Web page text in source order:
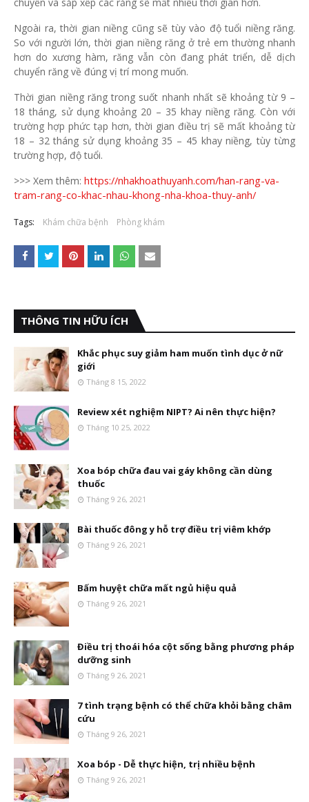
chuyển và sắp xếp các răng sẽ mất nhiều thời gian hơn.
Ngoài ra, thời gian niềng cũng sẽ tùy vào độ tuổi niềng răng.
So với người lớn, thời gian niềng răng ở trẻ em thường nhanh
hơn do xương hàm, răng vẫn còn đang phát triển, dễ dịch
chuyển răng về đúng vị trí mong muốn.
Thời gian niềng răng trong suốt nhanh nhất sẽ khoảng từ 9 –
18 tháng, sử dụng khoảng 20 – 35 khay niềng răng. Còn với
trường hợp phức tạp hơn, thời gian điều trị sẽ mất khoảng từ
18 – 32 tháng sử dụng khoảng 35 – 45 khay niềng, tùy từng
trường hợp, độ tuổi.
>>> Xem thêm: https://nhakhoathuyanh.com/han-rang-va-
tram-rang-co-khac-nhau-khong-nha-khoa-thuy-anh/
Tags: Khám chữa bệnh Phòng khám
THÔNG TIN HỮU ÍCH
Khắc phục suy giảm ham muốn tình dục ở nữ
giới
Tháng 8 15, 2022
Review xét nghiệm NIPT? Ai nên thực hiện?
Tháng 10 25, 2022
Xoa bóp chữa đau vai gáy không cần dùng
thuốc
Tháng 9 26, 2021
Bài thuốc đông y hỗ trợ điều trị viêm khớp
Tháng 9 26, 2021
Bấm huyệt chữa mất ngủ hiệu quả
Tháng 9 26, 2021
Điều trị thoái hóa cột sống bằng phương pháp
dưỡng sinh
Tháng 9 26, 2021
7 tình trạng bệnh có thể chữa khỏi bằng châm
cứu
Tháng 9 26, 2021
Xoa bóp - Dễ thực hiện, trị nhiều bệnh
Tháng 9 26, 2021